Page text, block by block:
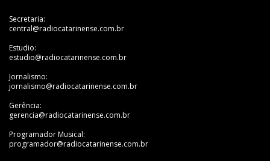
Secretaria:
central@radiocatarinense.com.br
Estudio:
estudio@radiocatarinense.com.br
Jornalismo:
jornalismo@radiocatarinense.com.br
Gerência:
gerencia@radiocatarinense.com.br
Programador Musical:
programador@radiocatarinense.com.br